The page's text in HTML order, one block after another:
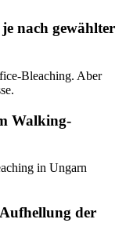
nach gewählter
Bleaching. Aber
Walking-
in Ungarn
der